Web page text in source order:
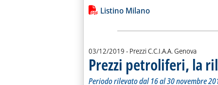
Leggi tutta la notizia: 'Listino dei
Lista allegati PDF alla notizia
Listino Milano
03/12/2019 - Prezzi C.C.I.A.A. Genova
Prezzi petroliferi, la
Periodo rilevato dal 16 al 30 novembre